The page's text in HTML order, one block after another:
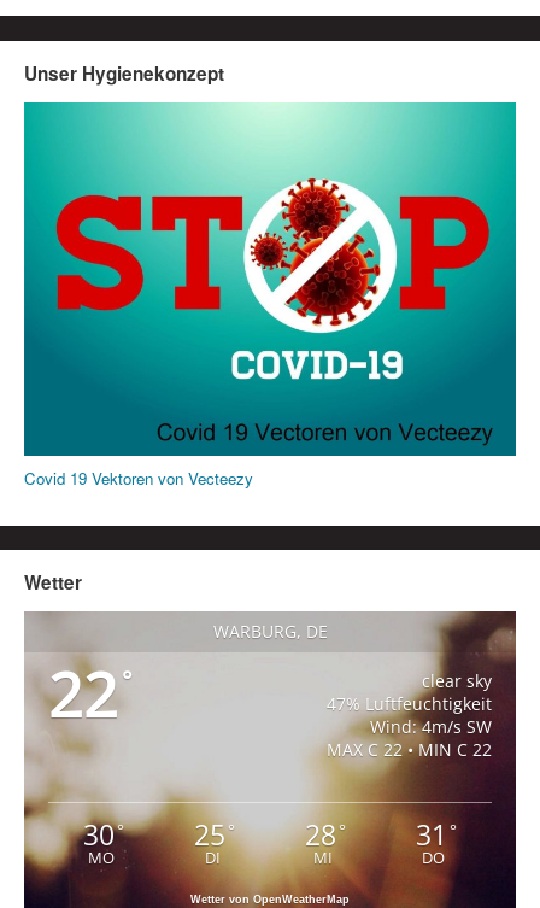
Unser Hygienekonzept
Covid 19 Vektoren von Vecteezy
Wetter
WARBURG, DE
22°
clear sky
47% Luftfeuchtigkeit
Wind: 4m/s SW
MAX C 22 • MIN C 22
30°
MO
25°
DI
28°
MI
31°
DO
Wetter von OpenWeatherMap